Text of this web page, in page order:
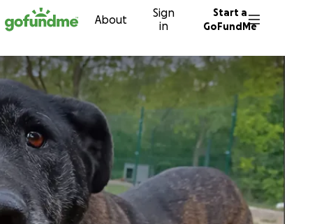
to content About
Sign
in
Start a
GoFundMe